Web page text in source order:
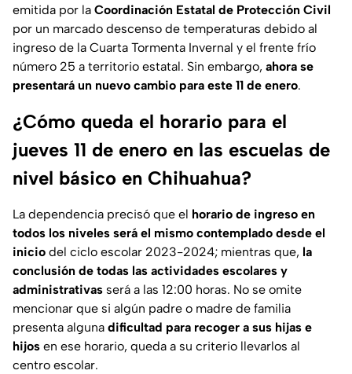
emitida por la Coordinación Estatal de Protección Civil
por un marcado descenso de temperaturas debido al
ingreso de la Cuarta Tormenta Invernal y el frente frío
número 25 a territorio estatal. Sin embargo, ahora se
presentará un nuevo cambio para este 11 de enero.
¿Cómo queda el horario para el
jueves 11 de enero en las escuelas de
nivel básico en Chihuahua?
La dependencia precisó que el horario de ingreso en
todos los niveles será el mismo contemplado desde el
inicio del ciclo escolar 2023-2024; mientras que, la
conclusión de todas las actividades escolares y
administrativas será a las 12:00 horas. No se omite
mencionar que si algún padre o madre de familia
presenta alguna dificultad para recoger a sus hijas e
hijos en ese horario, queda a su criterio llevarlos al
centro escolar.